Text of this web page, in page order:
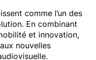
comme l’un des
En combinant
et innovation,
nouvelles